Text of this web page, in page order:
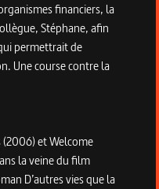
financiers, la
Stéphane, afin
permettrait de
Une course contre la
(2006) et Welcome
la veine du film
D’autres vies que la